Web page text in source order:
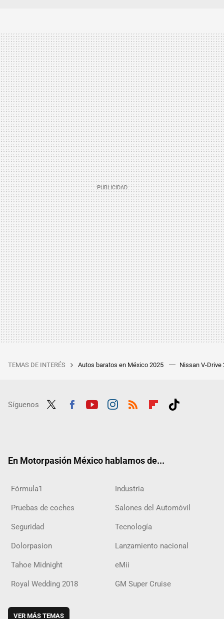
TEMAS DE INTERÉS Autos baratos en México 2025 Nissan V-Drive
Síguenos
En Motorpasión México hablamos de...
Fórmula1 Industria
Pruebas de coches Salones del Automóvil
Seguridad Tecnología
Dolorpasion Lanzamiento nacional
Tahoe Midnight eMii
Royal Wedding 2018 GM Super Cruise
VER MÁS TEMAS